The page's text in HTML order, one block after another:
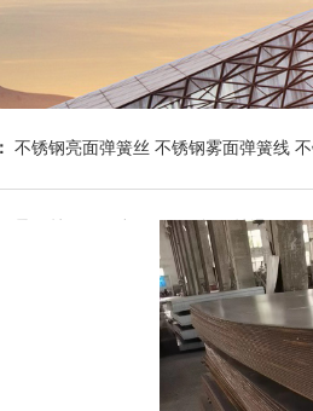
不锈钢亮面弹簧丝 不锈钢雾面弹簧线
异形丝 不锈钢板 不锈钢管 钢丝绳